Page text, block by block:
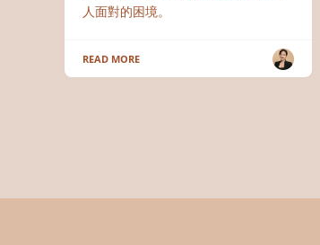
人面對的困境。
READ MORE